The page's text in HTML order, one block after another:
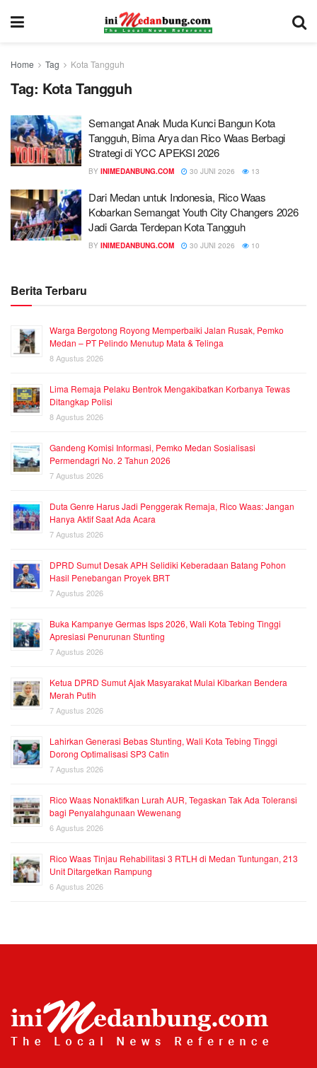
Home Tag Kota Tangguh
Tag: Kota Tangguh
Semangat Anak Muda Kunci Bangun Kota
Tangguh, Bima Arya dan Rico Waas Berbagi
Strategi di YCC APEKSI 2026
BY INIMEDANBUNG.COM 30 JUNI 2026 13
Dari Medan untuk Indonesia, Rico Waas
Kobarkan Semangat Youth City Changers 2026
Jadi Garda Terdepan Kota Tangguh
BY INIMEDANBUNG.COM 30 JUNI 2026 10
Berita Terbaru
Warga Bergotong Royong Memperbaiki Jalan Rusak, Pemko
Medan – PT Pelindo Menutup Mata & Telinga
8 Agustus 2026
Lima Remaja Pelaku Bentrok Mengakibatkan Korbanya Tewas
Ditangkap Polisi
8 Agustus 2026
Gandeng Komisi Informasi, Pemko Medan Sosialisasi
Permendagri No. 2 Tahun 2026
7 Agustus 2026
Duta Genre Harus Jadi Penggerak Remaja, Rico Waas: Jangan
Hanya Aktif Saat Ada Acara
7 Agustus 2026
DPRD Sumut Desak APH Selidiki Keberadaan Batang Pohon
Hasil Penebangan Proyek BRT
7 Agustus 2026
Buka Kampanye Germas Isps 2026, Wali Kota Tebing Tinggi
Apresiasi Penurunan Stunting
7 Agustus 2026
Ketua DPRD Sumut Ajak Masyarakat Mulai Kibarkan Bendera
Merah Putih
7 Agustus 2026
Lahirkan Generasi Bebas Stunting, Wali Kota Tebing Tinggi
Dorong Optimalisasi SP3 Catin
7 Agustus 2026
Rico Waas Nonaktifkan Lurah AUR, Tegaskan Tak Ada Toleransi
bagi Penyalahgunaan Wewenang
6 Agustus 2026
Rico Waas Tinjau Rehabilitasi 3 RTLH di Medan Tuntungan, 213
Unit Ditargetkan Rampung
6 Agustus 2026